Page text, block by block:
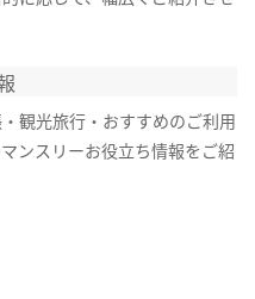
観光旅行・おすすめのご利用
ンスリーお役立ち情報をご紹